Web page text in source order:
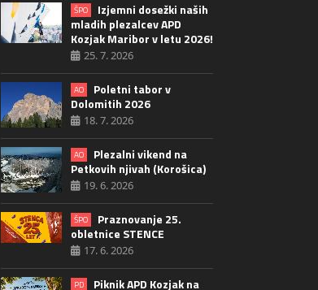
ŠPO
Izjemni dosežki naših
mladih plezalcev APD
Kozjak Maribor v letu 2026!
25. 7. 2026
AO
Poletni tabor v
Dolomitih 2026
18. 7. 2026
AO
Plezalni vikend na
Petkovih njivah (Korošica)
19. 6. 2026
ŠPO
Praznovanje 25.
obletnice STENCE
17. 6. 2026
PD Piknik APD Kozjak na